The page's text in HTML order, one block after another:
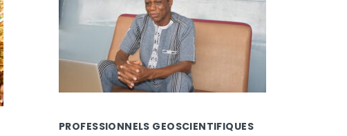
PROFESSIONNELS GEOSCIENTIFIQUES